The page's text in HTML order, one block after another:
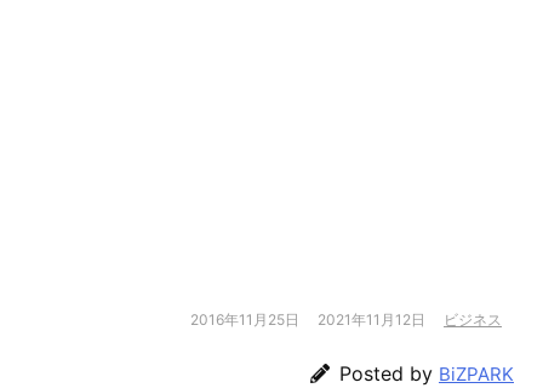
2016年11月25日 2021年11月12日 ビジネス
Posted by BiZPARK